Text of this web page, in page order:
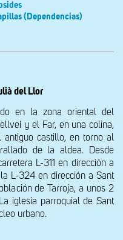
(Dependencias)
del Llor
en la zona oriental del
y el Far, en una colina,
castillo, en torno al
de la aldea. Desde
L-311 en dirección a
L-324 en dirección a Sant
de Tarroja, a unos 2
iglesia parroquial de Sant
urbano.